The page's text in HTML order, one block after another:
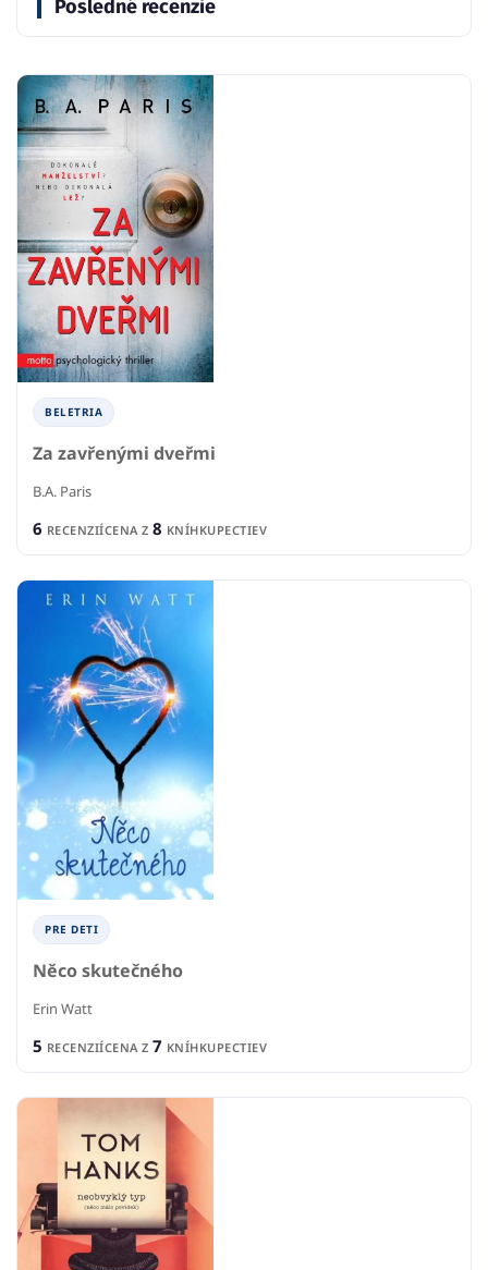
Posledné recenzie
BELETRIA
Za zavřenými dveřmi
B.A. Paris
6 RECENZIÍCENA Z 8 KNÍHKUPECTIEV
PRE DETI
Něco skutečného
Erin Watt
5 RECENZIÍCENA Z 7 KNÍHKUPECTIEV